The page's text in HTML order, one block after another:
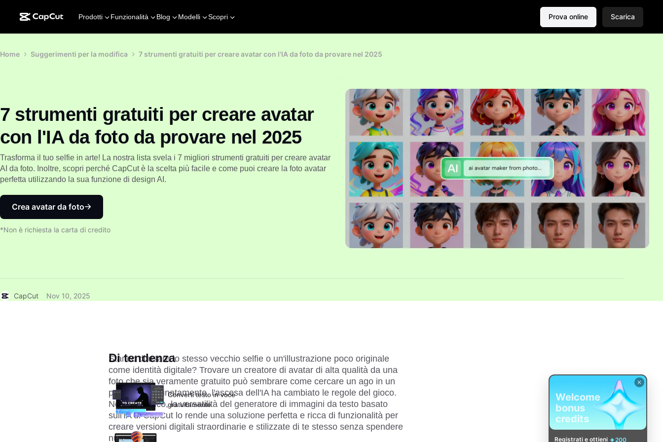
Prodotti Funzionalità Blog Modelli Scopri Prova online Scarica
Home Suggerimenti per la modifica 7 strumenti gratuiti per creare avatar con l'IA da foto da provare nel 2025
7 strumenti gratuiti per creare avatar
con l'IA da foto da provare nel 2025
Trasforma il tuo selfie in arte! La nostra lista svela i 7 migliori strumenti gratuiti per creare avatar
AI da foto. Inoltre, scopri perché CapCut è la scelta più facile e come puoi creare la foto avatar
perfetta utilizzando la sua funzione di design AI.
Crea avatar da foto
*Non è richiesta la carta di credito
CapCut Nov 10, 2025
Stanco di usare lo stesso vecchio selfie o un'illustrazione poco originale
come identità digitale? Trovare un creatore di avatar di alta qualità da una
foto che sia veramente gratuito può sembrare come cercare un ago in un
pagliaio. Fortunatamente, l'ascesa dell'IA ha cambiato le regole del gioco.
Nello specifico, la versatilità del generatore di immagini da testo basato
sull'IA di CapCut lo rende una soluzione perfetta e ricca di funzionalità per
creare versioni digitali straordinarie e stilizzate di te stesso senza spendere
nulla.
Di tendenza
Converti testo in voce
gratuitamente
Welcome
bonus
credits
Registrati e ottieni 200